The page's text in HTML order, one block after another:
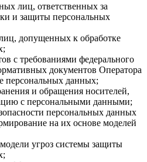
лиц, ответственных за
и защиты персональных
допущенных к обработке
с требованиями федерального
документов Оператора
персональных данных;
и обращения носителей,
с персональными данными;
персональных данных
на их основе моделей
угроз системы защиты